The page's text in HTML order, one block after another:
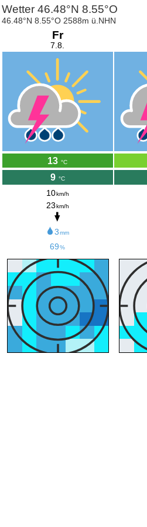
Wetter 46.48°N 8.55°O
46.48°N 8.55°O 2588m ü.NHN
Fr
7.8.
13 °C
9 °C
10km/h
23km/h
3mm
69 %